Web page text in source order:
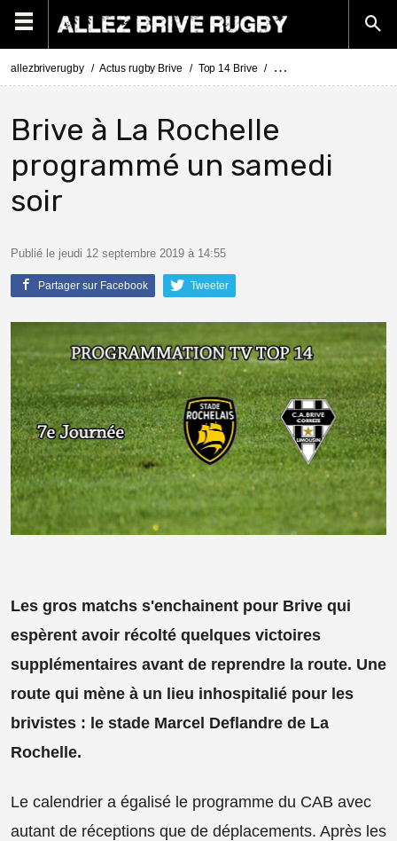
allezbriverugby Actus rugby Brive Top 14 Brive La programmation TV de
Brive à La Rochelle
programmé un samedi
soir
Publié le jeudi 12 septembre 2019 à 14:55
Partager sur Facebook Tweeter
Les gros matchs s'enchainent pour Brive qui
espèrent avoir récolté quelques victoires
supplémentaires avant de reprendre la route. Une
route qui mène à un lieu inhospitalié pour les
brivistes : le stade Marcel Deflandre de La
Rochelle.
Le calendrier a égalisé le programme du CAB avec
autant de réceptions que de déplacements. Après les